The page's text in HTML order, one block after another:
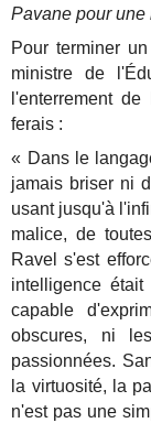
Pavane pour une
Pour terminer
ministre de
l'enterrement
ferais :
« Dans le
jamais briser ni
usant jusqu'à
malice, de
Ravel s'est
intelligence
capable
obscures, ni
passionnées.
la virtuosité, la
n'est pas une